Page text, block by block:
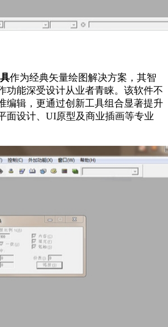
作为经典矢量绘图解决方案，其智
功能深受设计从业者青睐。该软件不
编辑，更通过创新工具组合显著提升
面设计、UI原型及商业插画等专业